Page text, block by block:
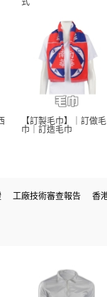
式
【訂製毛巾】｜訂做毛
巾｜訂造毛巾
工廠技術審查報告 香